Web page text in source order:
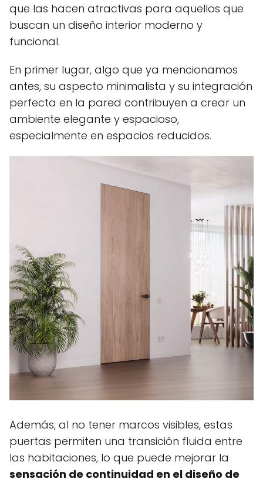
que las hacen atractivas para aquellos que
buscan un diseño interior moderno y
funcional.
En primer lugar, algo que ya mencionamos
antes, su aspecto minimalista y su integración
perfecta en la pared contribuyen a crear un
ambiente elegante y espacioso,
especialmente en espacios reducidos.
Además, al no tener marcos visibles, estas
puertas permiten una transición fluida entre
las habitaciones, lo que puede mejorar la
sensación de continuidad en el diseño de